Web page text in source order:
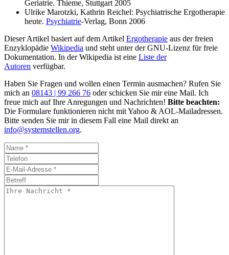
Geriatrie. Thieme, Stuttgart 2005
Ulrike Marotzki, Kathrin Reichel: Psychiatrische Ergotherapie
heute. Psychiatrie-Verlag, Bonn 2006
Dieser Artikel basiert auf dem Artikel Ergotherapie aus der freien
Enzyklopädie Wikipedia und steht unter der GNU-Lizenz für freie
Dokumentation. In der Wikipedia ist eine Liste der
Autoren verfügbar.
Haben Sie Fragen und wollen einen Termin ausmachen? Rufen Sie
mich an 08143 | 99 266 76 oder schicken Sie mir eine Mail. Ich
freue mich auf Ihre Anregungen und Nachrichten! Bitte beachten:
Die Formulare funktionieren nicht mit Yahoo & AOL-Mailadressen.
Bitte senden Sie mir in diesem Fall eine Mail direkt an
info@systemstellen.org.